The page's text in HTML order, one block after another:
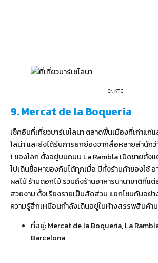
Cr. KTC
9. Mercat de la Boqueria
เช็คอินที่เที่ยวบาร์เซโลนา ตลาดพื้นเมืองที่เก่าแก่
โลน่า และยังได้รับการยกย่องจากสื่อหลายสำนัก
1 ของโลก ตั้งอยู่บนถนน La Rambla เปิดขายตั้งแ
ไปเดินซื้อหาของกินได้ทุกเมื่อ มีทั้งร้านค้าของใช้ อ
ผลไม้ ร้านดอกไม้ รวมถึงร้านอาหารนานาชาติที่แ
สวยงาม ตั้งเรียงรายเป็นสัดส่วน แยกโซนกันอย่า
ความรู้สึกเหมือนกำลังเดินอยู่ในห้างสรรพสินค้า
ที่อยู่: Mercat de la Boqueria, La
Barcelona